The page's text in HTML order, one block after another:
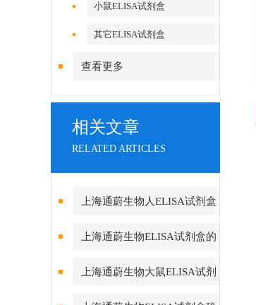
小鼠ELISA试剂盒
其它ELISA试剂盒
查看更多
相关文章
RELATED ARTICLES
上海通蔚生物人ELISA试剂盒
实验酶标仪环境的重要性
上海通蔚生物ELISA试剂盒的
测定方法及要求
上海通蔚生物大鼠ELISA试剂
盒的组成和保存